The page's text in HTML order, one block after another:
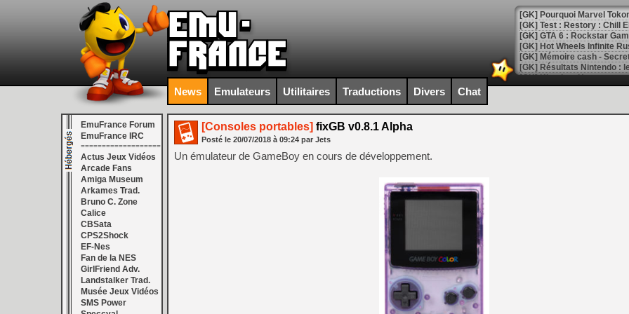
[GK] Pourquoi Marvel
[GK] Test : Restory : Chill
[GK] GTA 6 : Rockstar
[GK] Hot Wheels Infinite
[GK] Mémoire cash -
[GK] Résultats Nintendo :
[GK] Déjà des
[Mo5] Brickboy cherche à
[GK] Minecraft et ses «
[GK] Beast of
[GK] Ubisoft : fin de partie
[GK] Mémoire cash -
[GK] Dan Houser (GTA)
[GK] Comment EA Sports
[GK] Crimson Moon : un
[GK] Isle of Reveries : le
[GK] Moonlighter 2 : The
[GK] Capcom relance
[Mo5] Deux inédits du
[GK] Le beat'em up The
[GK] Endless Legend 2 :
News Emulateurs Utilitaires Traductions Divers Chat
EmuFrance Forum
EmuFrance IRC
===================
Actus Jeux Vidéos
Arcade Fans
Amiga Museum
Arkames Trad.
Bruno C. Zone
Calice
CBSata
CPS2Shock
EF-Nes
Fan de la NES
GirlFriend Adv.
Landstalker Trad.
Musée Jeux Vidéos
SMS Power
[Consoles portables] fixGB v0.8.1 Alpha
Posté le 20/07/2018 à 09:24 par Jets
Un émulateur de GameBoy en cours de développement.